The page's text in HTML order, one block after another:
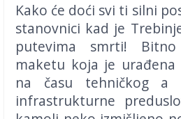
Kako će doći svi ti silni
stanovnici kad je
putevima smrti!
maketu koja je urađena
na času tehničkog a
infrastrukturne